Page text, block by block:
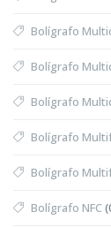
Bolígrafo
Bolígrafo
Bolígrafo
Bolígrafo
Bolígrafo
Bolígrafo NFC